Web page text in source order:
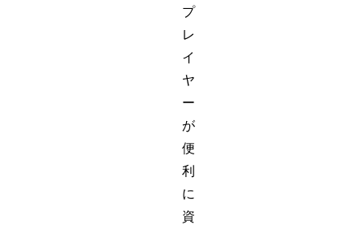
プ
レ
イ
ヤ
ー
が
便
利
に
資